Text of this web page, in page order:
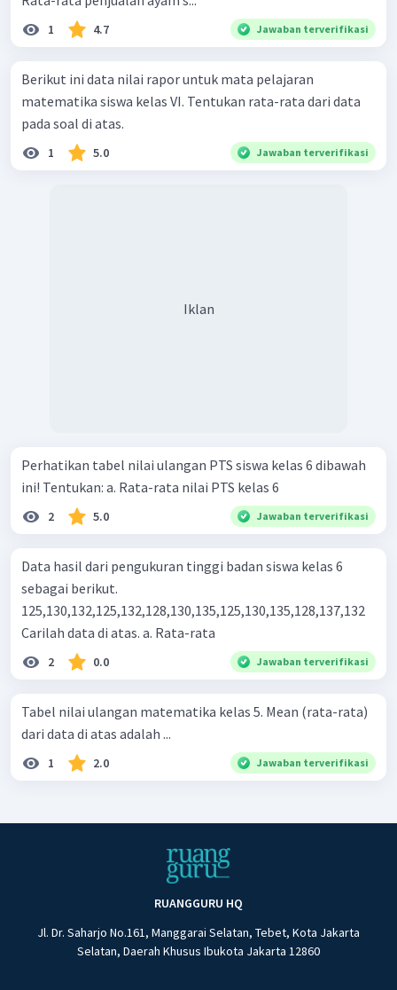
1 4.7 Jawaban terverifikasi
Berikut ini data nilai rapor untuk mata pelajaran
matematika siswa kelas VI. Tentukan rata-rata dari data
pada soal di atas.
1 5.0 Jawaban terverifikasi
Iklan
Perhatikan tabel nilai ulangan PTS siswa kelas 6 dibawah
ini! Tentukan: a. Rata-rata nilai PTS kelas 6
2 5.0 Jawaban terverifikasi
Data hasil dari pengukuran tinggi badan siswa kelas 6
sebagai berikut.
125,130,132,125,132,128,130,135,125,130,135,128,137,132
Carilah data di atas. a. Rata-rata
2 0.0 Jawaban terverifikasi
Tabel nilai ulangan matematika kelas 5. Mean (rata-rata)
dari data di atas adalah ...
1 2.0 Jawaban terverifikasi
RUANGGURU HQ
Jl. Dr. Saharjo No.161, Manggarai Selatan, Tebet, Kota Jakarta
Selatan, Daerah Khusus Ibukota Jakarta 12860